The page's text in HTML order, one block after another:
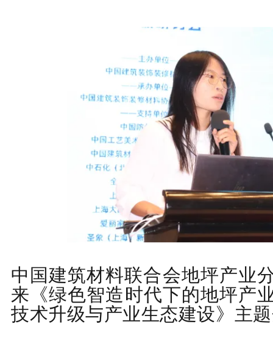
中国建筑材料联合会地坪产业
来《绿色智造时代下的地坪产
技术升级与产业生态建设》主